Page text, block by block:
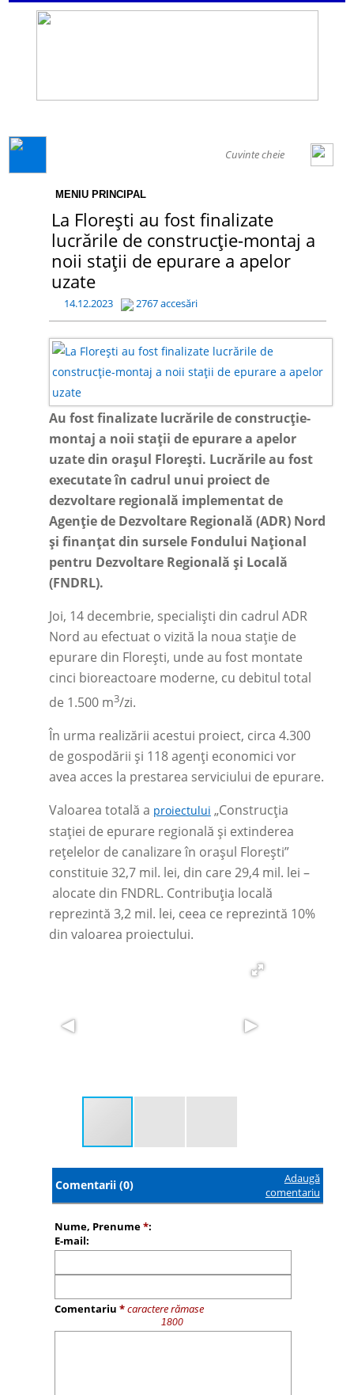
MENIU PRINCIPAL
La Florești au fost finalizate
lucrările de construcție-montaj a
noii stații de epurare a apelor
uzate
14.12.2023 2767 accesări
Au fost finalizate lucrările de construcție-
montaj a noii stații de epurare a apelor
uzate din orașul Florești. Lucrările au fost
executate în cadrul unui proiect de
dezvoltare regională implementat de
Agenție de Dezvoltare Regională (ADR) Nord
și finanțat din sursele Fondului Național
pentru Dezvoltare Regională și Locală
(FNDRL).
Joi, 14 decembrie, specialiști din cadrul ADR
Nord au efectuat o vizită la noua stație de
epurare din Florești, unde au fost montate
cinci bioreactoare moderne, cu debitul total
de 1.500 m3/zi.
În urma realizării acestui proiect, circa 4.300
de gospodării și 118 agenți economici vor
avea acces la prestarea serviciului de epurare.
Valoarea totală a proiectului „Construcția
stației de epurare regională și extinderea
rețelelor de canalizare în orașul Florești”
constituie 32,7 mil. lei, din care 29,4 mil. lei –
alocate din FNDRL. Contribuția locală
reprezintă 3,2 mil. lei, ceea ce reprezintă 10%
din valoarea proiectului.
Comentarii (0)
Adaugă
comentariu
Nume, Prenume*:
E-mail:
Comentariu *caractere rămase